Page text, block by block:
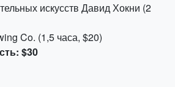
искусств Давид Хокни (2
Co. (1,5 часа, $20)
$30